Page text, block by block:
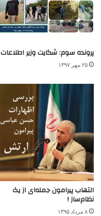
پرونده سوم: شکایت وزیر اطلاعات
۲۵ مهر ۱۳۹۷
التهاب پیرامون جمله‌ای از یک
نظام‌ساز !
۸ مرداد ۱۳۹۵